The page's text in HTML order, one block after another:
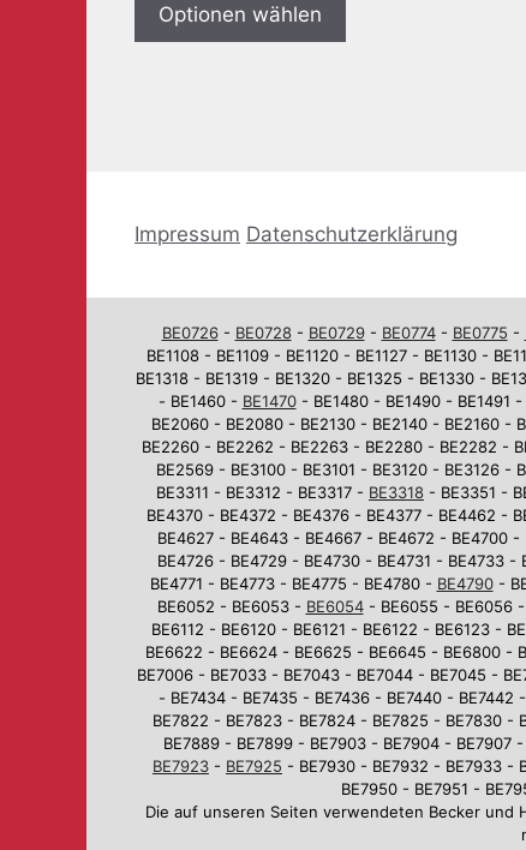
Optionen wählen
Impressum Datenschutzerklärung
BE0726- BE0728- BE0729- BE0774- BE0775 -
BE1108 - BE1109 - BE1120 - BE1127 - BE1130 -
BE1318 - BE1319 - BE1320 - BE1325 - BE1330 -
- BE1460 - BE1470- BE1480 - BE1490 - BE1491
BE2060 - BE2080 - BE2130 - BE2140 - BE2160 -
BE2260 - BE2262 - BE2263 - BE2280 - BE2282 -
BE2569 - BE3100 - BE3101 - BE3120 - BE3126 -
BE3311 - BE3312 - BE3317 - BE3318 - BE3351 -
BE4370 - BE4372 - BE4376 - BE4377 - BE4462 -
BE4627 - BE4643 - BE4667 - BE4672 - BE4700
BE4726 - BE4729 - BE4730 - BE4731 - BE4733
BE4771 - BE4773 - BE4775 - BE4780 - BE4790-
BE6052 - BE6053 - BE6054- BE6055 - BE6056 -
BE6112 - BE6120 - BE6121 - BE6122 - BE6123 -
BE6622 - BE6624 - BE6625 - BE6645 - BE6800 -
BE7006 - BE7033 - BE7043 - BE7044 - BE7045 -
- BE7434 - BE7435 - BE7436 - BE7440 - BE7442
BE7822 - BE7823 - BE7824 - BE7825 - BE7830 -
BE7889 - BE7899 - BE7903 - BE7904 - BE7907
BE7923 - BE7925 - BE7930 - BE7932 - BE7933 -
BE7950 - BE7951 -
Die auf unseren Seiten verwendeten Becker und